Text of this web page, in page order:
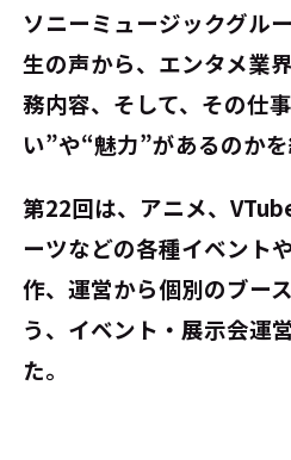
ソニーミュージックグル
生の声から、エンタメ業
務内容、そして、その仕
い”や“魅力”があるのかを
第22回は、アニメ、
ーツなどの各種イベント
作、運営から個別のブー
う、イベント・展示会運
た。